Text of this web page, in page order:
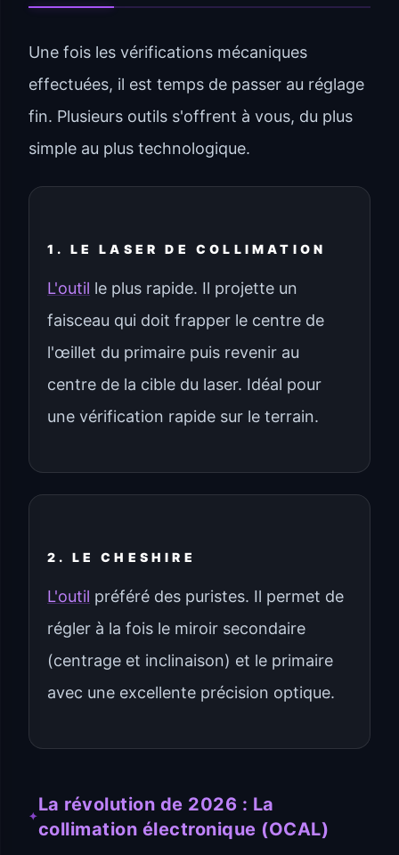
Une fois les vérifications mécaniques
effectuées, il est temps de passer au réglage
fin. Plusieurs outils s'offrent à vous, du plus
simple au plus technologique.
1. LE LASER DE COLLIMATION
L'outil le plus rapide. Il projette un
faisceau qui doit frapper le centre de
l'œillet du primaire puis revenir au
centre de la cible du laser. Idéal pour
une vérification rapide sur le terrain.
2. LE CHESHIRE
L'outil préféré des puristes. Il permet de
régler à la fois le miroir secondaire
(centrage et inclinaison) et le primaire
avec une excellente précision optique.
La révolution de 2026 : La
collimation électronique (OCAL)